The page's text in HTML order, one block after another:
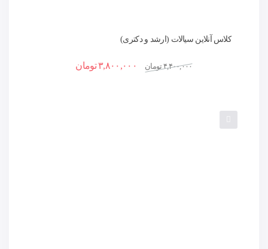
کلاس آنلاین سیالات (ارشد و دکتری)
۴,۴۰۰,۰۰۰تومان ۳,۸۰۰,۰۰۰تومان